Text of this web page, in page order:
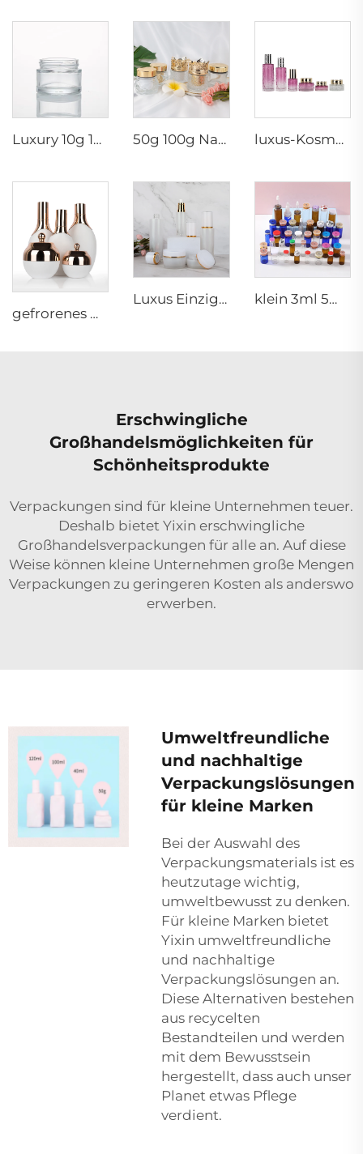
Luxury 10g 15g 30g 50g Glas Cremedosen Leere Kosmetikbehälter für Gesichtscreme-Verpackung Premium Glas Kosmetikverpackung 50g 100g Nachfüllbarer Gesichtspflegeverpackungscreme Glasbehälter mit Krone Deckel Spezialplastikgoldener Deckel luxus-Kosmetik-Verpackungssatz 30g 50g 40ml 100ml 120ml Glasdose mit Sprühpumpe Kosmetikbehälter für Hautpflege
gefrorenes mattweißes luxuriöses kosmetisches leeres rundes Glasfläschchen Set mit Cremepumpe, Sprühflakon, Tropfer
Luxus Einzigartiges Design Glasdose Flasche unregelmäßige Form kosmetische Glasflaschen Satz Hautpflege kosmetische Verpackung passendes Behältnis klein 3ml 5ml 10ml Glas-Serum-Ampulle leere Flasche für medizinische Verwendung mit Gummistopfen
Erschwingliche
Großhandelsmöglichkeiten für
Schönheitsprodukte
Verpackungen sind für kleine Unternehmen teuer.
Deshalb bietet Yixin erschwingliche
Großhandelsverpackungen für alle an. Auf diese
Weise können kleine Unternehmen große Mengen
Verpackungen zu geringeren Kosten als anderswo
erwerben.
Umweltfreundliche
und nachhaltige
Verpackungslösungen
für kleine Marken
Bei der Auswahl des
Verpackungsmaterials ist es
heutzutage wichtig,
umweltbewusst zu denken.
Für kleine Marken bietet
Yixin umweltfreundliche
und nachhaltige
Verpackungslösungen an.
Diese Alternativen bestehen
aus recycelten
Bestandteilen und werden
mit dem Bewusstsein
hergestellt, dass auch unser
Planet etwas Pflege
verdient.